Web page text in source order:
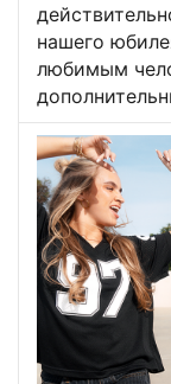
нашего
любимым